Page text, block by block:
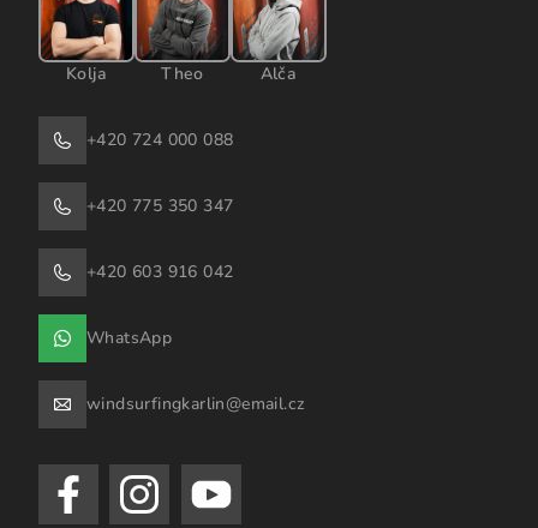
Kolja Theo Alča
+420 724 000 088
+420 775 350 347
+420 603 916 042
WhatsApp
windsurfingkarlin@email.cz